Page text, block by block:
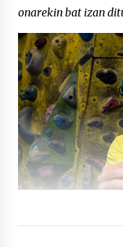
onarekin bat izan